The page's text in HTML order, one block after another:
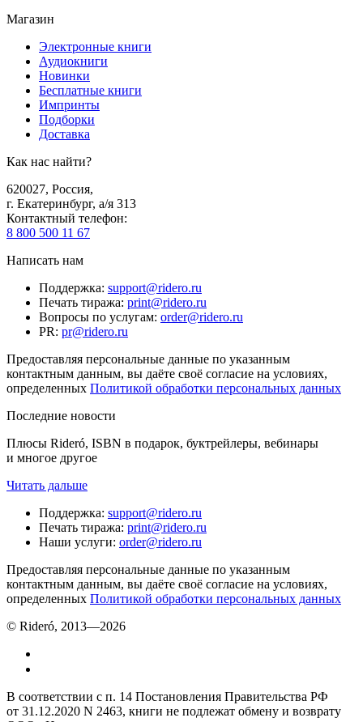
Магазин
Электронные книги
Аудиокниги
Новинки
Бесплатные книги
Импринты
Подборки
Доставка
Как нас найти?
620027, Россия,
г. Екатеринбург, а/я 313
Контактный телефон:
8 800 500 11 67
Написать нам
Поддержка: support@ridero.ru
Печать тиража: print@ridero.ru
Вопросы по услугам: order@ridero.ru
PR: pr@ridero.ru
Предоставляя персональные данные по указанным
контактным данным, вы даёте своё согласие на условиях,
определенных Политикой обработки персональных данных
Последние новости
Плюсы Rideró, ISBN в подарок, буктрейлеры, вебинары
и многое другое
Читать дальше
Поддержка: support@ridero.ru
Печать тиража: print@ridero.ru
Наши услуги: order@ridero.ru
Предоставляя персональные данные по указанным
контактным данным, вы даёте своё согласие на условиях,
определенных Политикой обработки персональных данных
© Rideró, 2013—2026
В соответствии с п. 14 Постановления Правительства РФ
от 31.12.2020 N 2463, книги не подлежат обмену и возврату